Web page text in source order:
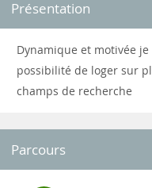
Présentation
Dynamique et motivée
possibilité de loger sur
champs de recherche
Parcours